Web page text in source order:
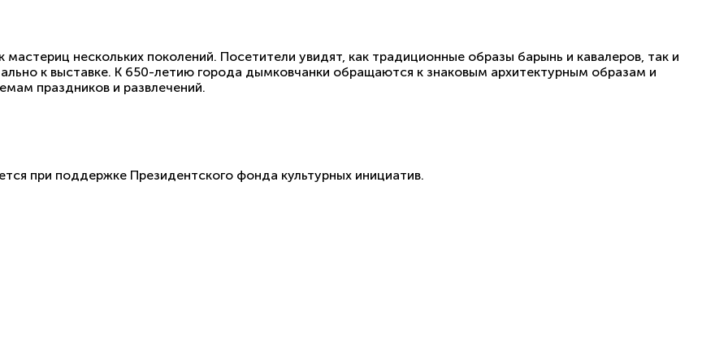
нескольких поколений. Посетители увидят, как традиционные образы барынь и кавалеров, так и
к выставке. К 650-летию города дымковчанки обращаются к знаковым архитектурным образам и
праздников и развлечений.
при поддержке Президентского фонда культурных инициатив.